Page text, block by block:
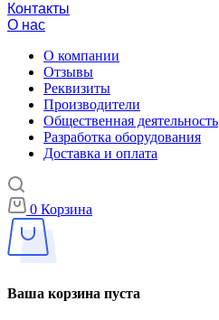
Контакты
О нас
О компании
Отзывы
Реквизиты
Производители
Общественная деятельность
Разработка оборудования
Доставка и оплата
0 Корзина
Ваша корзина пуста